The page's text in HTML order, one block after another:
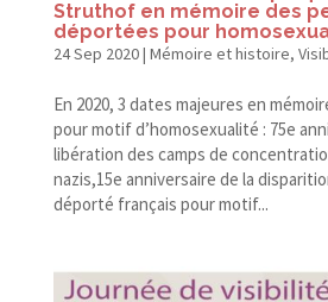
Struthof en mémoire des
déportées pour
24 Sep 2020| Mémoire et histoire,
En 2020, 3 dates majeures en
pour motif d’homosexualité : 75e
libération des camps de
nazis,15e anniversaire de la
déporté français pour motif...